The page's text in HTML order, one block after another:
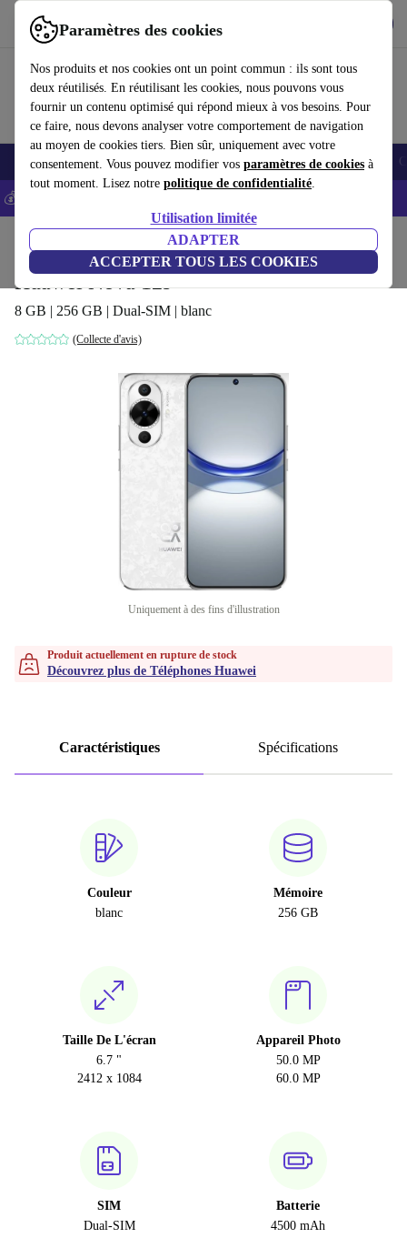
Paramètres des cookies
Nos produits et nos cookies ont un point commun : ils sont tous
deux réutilisés. En réutilisant les cookies, nous pouvons vous
fournir un contenu optimisé qui répond mieux à vos besoins. Pour
ce faire, nous devons analyser votre comportement de navigation
au moyen de cookies tiers. Bien sûr, uniquement avec votre
consentement. Vous pouvez modifier vos paramètres de cookies à
tout moment. Lisez notre politique de confidentialité.
Utilisation limitée
ADAPTER
ACCEPTER TOUS LES COOKIES
Utilisez refurbed rapidement et facilement
Smartphones Laptops Tablettes Montres connectées Accessoires
💰-5% EXTRA sur les iPhones – Code: IPHONEDEAL -
Téléphones & Smartphones
Huawei Nova 12s
8 GB | 256 GB | Dual-SIM | blanc
(Collecte d'avis)
Uniquement à des fins d'illustration
Produit actuellement en rupture de stock
Découvrez plus de Téléphones Huawei
Caractéristiques Spécifications
Couleur
blanc
Mémoire
256 GB
Taille De L'écran
6.7 "
2412 x 1084
Appareil Photo
50.0 MP
60.0 MP
SIM
Dual-SIM
Batterie
4500 mAh